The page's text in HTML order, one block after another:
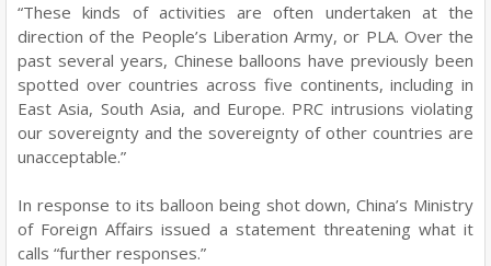
“These kinds of activities are often undertaken at the
direction of the People’s Liberation Army, or PLA. Over the
past several years, Chinese balloons have previously been
spotted over countries across five continents, including in
East Asia, South Asia, and Europe. PRC intrusions violating
our sovereignty and the sovereignty of other countries are
unacceptable.”
In response to its balloon being shot down, China’s Ministry
of Foreign Affairs issued a statement threatening what it
calls “further responses.”